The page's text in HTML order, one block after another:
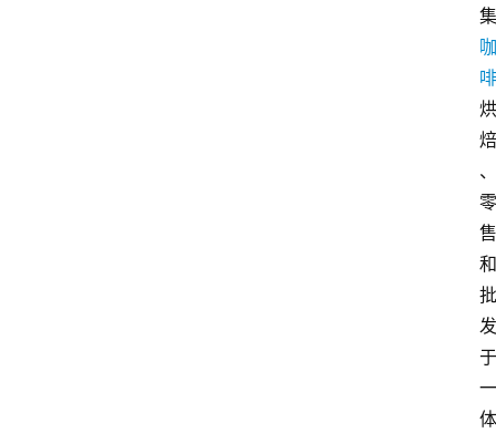
集
咖
啡
烘
焙
、
零
售
和
批
发
于
一
体